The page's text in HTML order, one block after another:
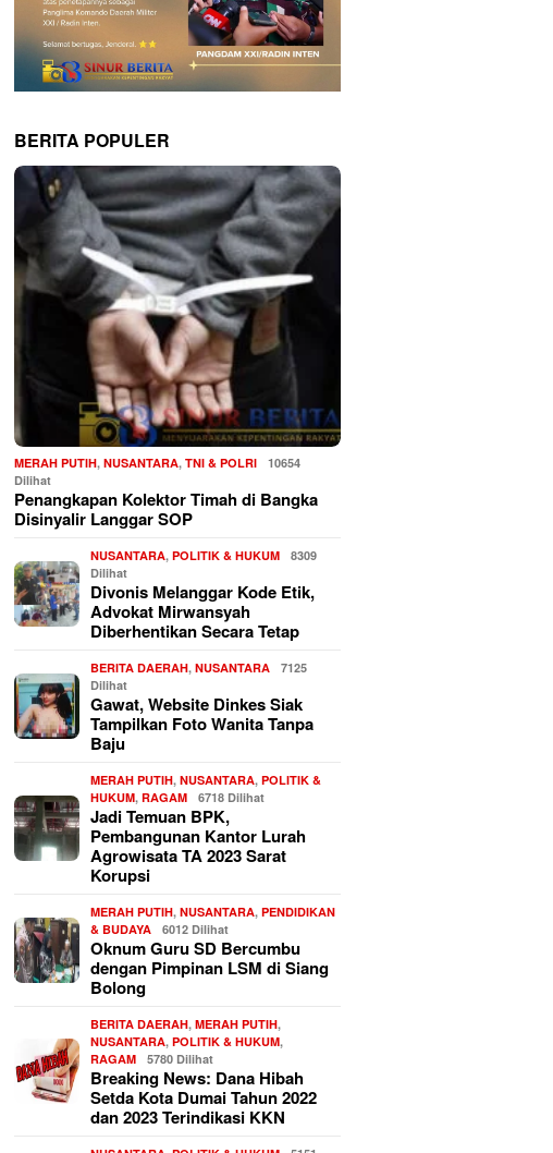
BERITA POPULER
MERAH PUTIH,NUSANTARA,TNI & POLRI
10654
Dilihat
Penangkapan Kolektor Timah di Bangka
Disinyalir Langgar SOP
NUSANTARA,POLITIK & HUKUM
8309
Dilihat
Divonis Melanggar Kode Etik,
Advokat Mirwansyah
Diberhentikan Secara Tetap
BERITA DAERAH,NUSANTARA
7125
Dilihat
Gawat, Website Dinkes Siak
Tampilkan Foto Wanita Tanpa
Baju
MERAH PUTIH,NUSANTARA,POLITIK &
HUKUM,RAGAM 6718 Dilihat
Jadi Temuan BPK,
Pembangunan Kantor Lurah
Agrowisata TA 2023 Sarat
Korupsi
MERAH PUTIH,NUSANTARA,PENDIDIKAN
& BUDAYA
6012 Dilihat
Oknum Guru SD Bercumbu
dengan Pimpinan LSM di Siang
Bolong
BERITA DAERAH,MERAH PUTIH,
NUSANTARA,POLITIK & HUKUM,
RAGAM
5780 Dilihat
Breaking News: Dana Hibah
Setda Kota Dumai Tahun 2022
dan 2023 Terindikasi KKN